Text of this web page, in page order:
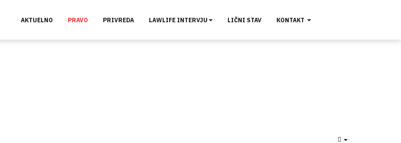
AKTUELNO PRAVO PRIVREDA LAWLIFE INTERVJU LIČNI STAV KONTAKT